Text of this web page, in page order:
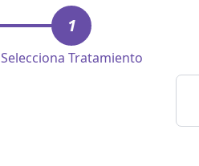
1
Selecciona Tratamiento